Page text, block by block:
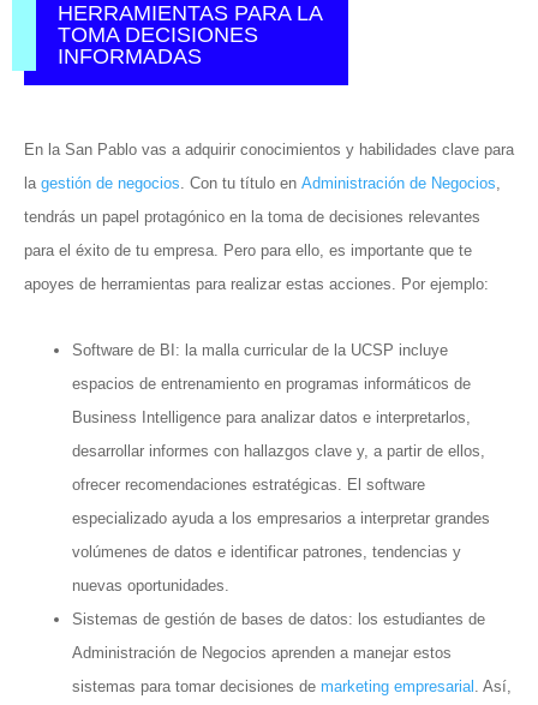
HERRAMIENTAS PARA LA
TOMA DECISIONES
INFORMADAS
En la San Pablo vas a adquirir conocimientos y habilidades clave para
la gestión de negocios. Con tu título en Administración de Negocios,
tendrás un papel protagónico en la toma de decisiones relevantes
para el éxito de tu empresa. Pero para ello, es importante que te
apoyes de herramientas para realizar estas acciones. Por ejemplo:
Software de BI: la malla curricular de la UCSP incluye
espacios de entrenamiento en programas informáticos de
Business Intelligence para analizar datos e interpretarlos,
desarrollar informes con hallazgos clave y, a partir de ellos,
ofrecer recomendaciones estratégicas. El software
especializado ayuda a los empresarios a interpretar grandes
volúmenes de datos e identificar patrones, tendencias y
nuevas oportunidades.
Sistemas de gestión de bases de datos: los estudiantes de
Administración de Negocios aprenden a manejar estos
sistemas para tomar decisiones de marketing empresarial . Así,